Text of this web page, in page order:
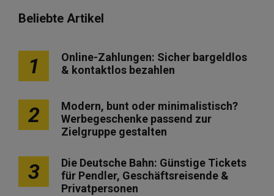
Beliebte Artikel
1
Online-Zahlungen: Sicher bargeldlos
& kontaktlos bezahlen
2
Modern, bunt oder minimalistisch?
Werbegeschenke passend zur
Zielgruppe gestalten
3
Die Deutsche Bahn: Günstige Tickets
für Pendler, Geschäftsreisende &
Privatpersonen